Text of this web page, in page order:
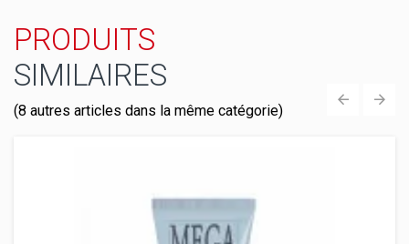
PRODUITS
SIMILAIRES
(8 autres articles dans la même catégorie)